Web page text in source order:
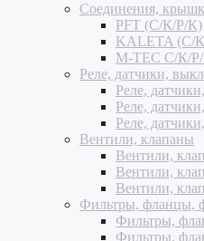
Соединения,
PFT (С/К/Р/К)
KALETA (С/
M-TEC С/К/
Реле, датчики,
Реле,
Реле,
Реле,
Вентили, клапаны
Вентили,
Вентили,
Вентили,
Фильтры, фланцы,
Фильтры,
Фильтры,